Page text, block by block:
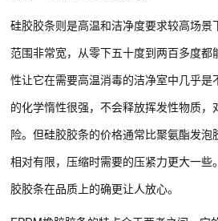
硅胶胶条则是高温和洁净度要求较高场景
范围非常宽，从零下五十度到两百多度
性让它在需要高温消毒的洁净室中几乎是
的化学惰性很强，不会释放挥发性物质，
险。但硅胶胶条的价格通常比聚氨酯发
相对有限，压缩时需要的压紧力更大一
胶胶条在品质上的确更让人放心。